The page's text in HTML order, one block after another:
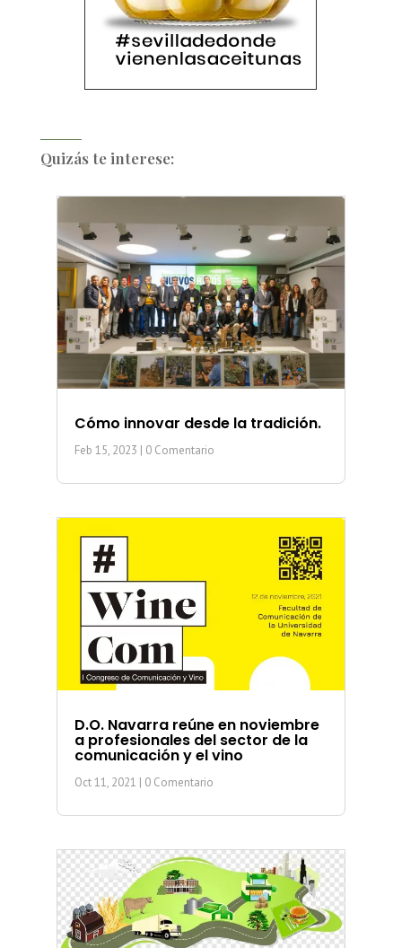
Quizás te interese:
Cómo innovar desde la tradición.
Feb 15, 2023 | 0 Comentario
D.O. Navarra reúne en noviembre
a profesionales del sector de la
comunicación y el vino
Oct 11, 2021 | 0 Comentario